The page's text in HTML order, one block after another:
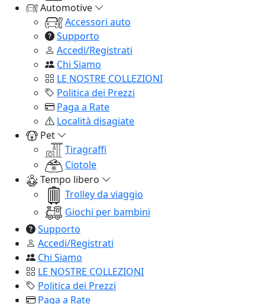
Automotive
Accessori auto
Supporto
Accedi/Registrati
Chi Siamo
LE NOSTRE COLLEZIONI
Politica dei Prezzi
Paga a Rate
Località disagiate
Pet
Tiragraffi
Ciotole
Tempo libero
Trolley da viaggio
Giochi per bambini
Supporto
Accedi/Registrati
Chi Siamo
LE NOSTRE COLLEZIONI
Politica dei Prezzi
Paga a Rate